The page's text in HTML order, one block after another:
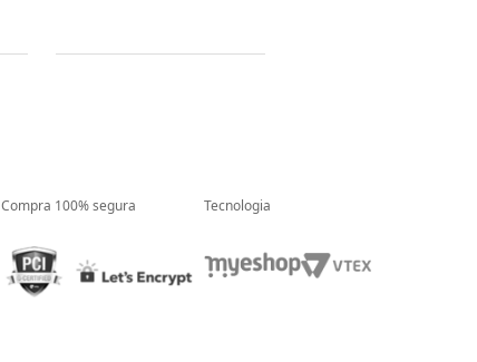
Compra 100% segura Tecnologia